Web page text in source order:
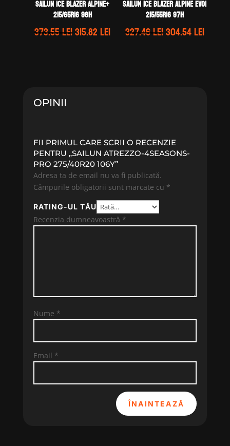
Sailun ICE BLAZER ALPINE+
215/65R16 98H
373.55leiPrețul
315.82leiPrețul
Sailun ICE BLAZER ALPINE EVO1
215/55R16 97H
327.46leiPrețul
304.54leiPrețul
OPINII
FII PRIMUL CARE SCRII O RECENZIE
PENTRU „SAILUN ATREZZO-4SEASONS-
PRO 275/40R20 106Y”
Adresa ta de email nu va fi publicată.
Câmpurile obligatorii sunt marcate cu *
RATING-UL TĂU
Recenzia dumneavoastră *
Nume *
Email *
ÎNAINTEAZĂ